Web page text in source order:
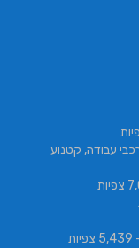
עבודה, קטנוע